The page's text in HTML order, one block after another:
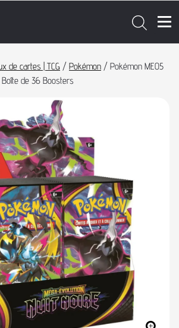
de cartes | TCG / Pokémon / Pokémon ME05
de 36 Boosters